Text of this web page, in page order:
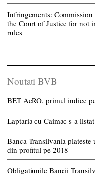
Infringements: Commission
the Court of Justice for not
rules
Noutati BVB
BET AeRO, primul indice
Laptaria cu Caimac s-a
Banca Transilvania
din profitul pe 2018
Obligatiunile Bancii